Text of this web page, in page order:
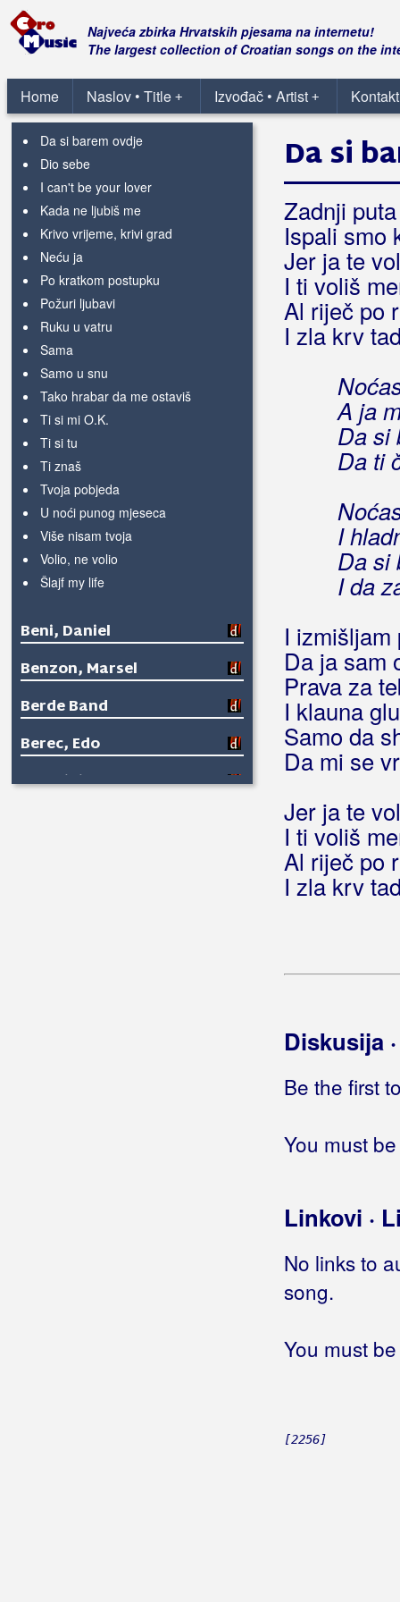
Najveća zbirka Hrvatskih pjesama na internetu!
The largest collection of Croatian songs on the
Home +
Naslov • Title +
Izvođač • Artist
Benc, Ivana
Beni, Claudia
Blue laguna
Bolesna
Da si barem ovdje
Dio sebe
I can't be your lover
Kada ne ljubiš me
Krivo vrijeme, krivi grad
Neću ja
Po kratkom postupku
Požuri ljubavi
Ruku u vatru
Sama
Samo u snu
Tako hrabar da me ostaviš
Ti si mi O.K.
Ti si tu
Ti znaš
Tvoja pobjeda
U noći punog mjeseca
Više nisam tvoja
Volio, ne volio
Šlajf my life
Beni, Daniel
Benzon, Marsel
Berde Band
Berec, Edo
Berekini
Da si
Zadnji
Ispali smo
Jer ja te
I ti voliš
Al riječ po
I zla krv
A ja
Da si
Da ti
I
Da si
I da
I
Da ja sam
Prava za
I klauna
Samo da
Da mi se
Jer ja te
I ti voliš
Al riječ po
I zla krv
Diskusija
Be the first
You must
Linkovi ·
No links to
song.
You must
[2256]